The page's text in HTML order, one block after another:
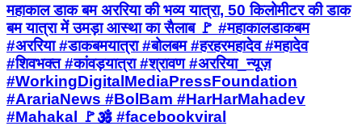
महाकाल डाक बम अररिया की भव्य यात्रा, 50 किलोमीटर की डाक
बम यात्रा में उमड़ा आस्था का सैलाब 🚩 #महाकालडाकबम
#अररिया #डाकबमयात्रा #बोलबम #हरहरमहादेव #महादेव
#शिवभक्त #कांवड़यात्रा #श्रावण #अररिया_न्यूज़
#WorkingDigitalMediaPressFoundation
#ArariaNews #BolBam #HarHarMahadev
#Mahakal 🚩🕉️ #facebookviral